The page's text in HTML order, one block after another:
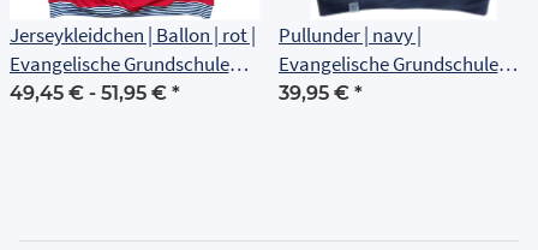
Jerseykleidchen | Ballon | rot |
Evangelische Grundschule
Erfurt
49,45 € - 51,95 € *
Pullunder | navy |
Evangelische Grundschule
Erfurt
39,95 € *